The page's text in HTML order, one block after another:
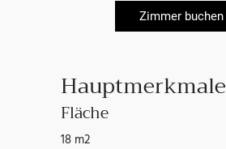
Zimmer buchen
Hauptmerkmale
Fläche
18 m2